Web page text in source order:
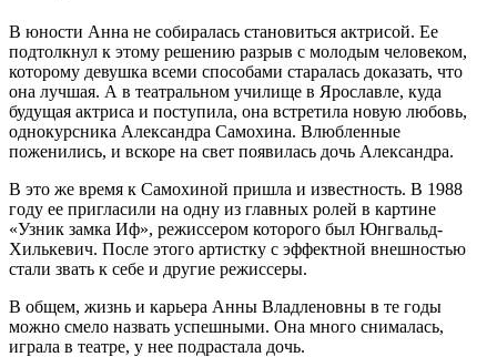
В юности Анна не собиралась становиться актрисой. Ее
подтолкнул к этому решению разрыв с молодым человеком,
которому девушка всеми способами старалась доказать, что
она лучшая. А в театральном училище в Ярославле, куда
будущая актриса и поступила, она встретила новую любовь,
однокурсника Александра Самохина. Влюбленные
поженились, и вскоре на свет появилась дочь Александра.
В это же время к Самохиной пришла и известность. В 1988
году ее пригласили на одну из главных ролей в картине
«Узник замка Иф», режиссером которого был Юнгвальд-
Хилькевич. После этого артистку с эффектной внешностью
стали звать к себе и другие режиссеры.
В общем, жизнь и карьера Анны Владленовны в те годы
можно смело назвать успешными. Она много снималась,
играла в театре, у нее подрастала дочь.